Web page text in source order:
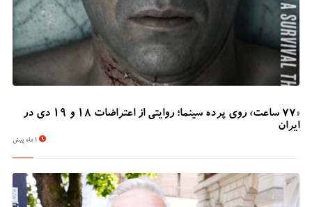
«۷۷ ساعت» روی پرده سینما؛ روایتی از اعتراضات ۱۸ و ۱۹ دی در
ایران